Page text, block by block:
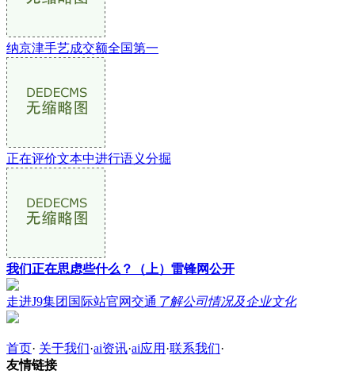
纳京津手艺成交额全国第一
正在评价文本中进行语义分掘
我们正在思虑些什么？（上）雷锋网公开
走进J9集团国际站官网交通 了解公司情况及企业文化
首页· 关于我们·ai资讯·ai应用 ·联系我们·
友情链接